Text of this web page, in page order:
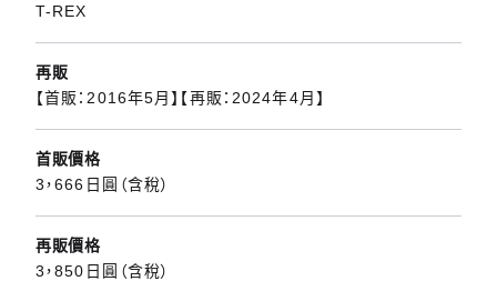
T-REX
再販
【首販：2016年5月】【再販：2024年4月】
首販價格
3，666日圓（含稅）
再販價格
3，850日圓（含稅）